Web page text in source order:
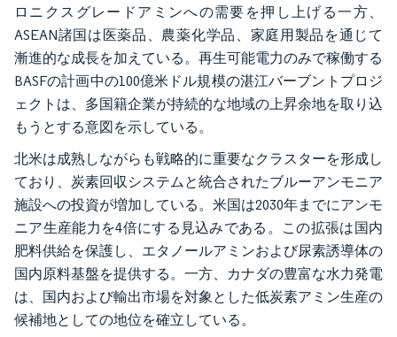
ロニクスグレードアミンへの需要を押し上げる一方、
ASEAN諸国は医薬品、農薬化学品、家庭用製品を通じて
漸進的な成長を加えている。再生可能電力のみで稼働する
BASFの計画中の100億米ドル規模の湛江バーブントプロジ
ェクトは、多国籍企業が持続的な地域の上昇余地を取り込
もうとする意図を示している。
北米は成熟しながらも戦略的に重要なクラスターを形成し
ており、炭素回収システムと統合されたブルーアンモニア
施設への投資が増加している。米国は2030年までにアンモ
ニア生産能力を4倍にする見込みである。この拡張は国内
肥料供給を保護し、エタノールアミンおよび尿素誘導体の
国内原料基盤を提供する。一方、カナダの豊富な水力発電
は、国内および輸出市場を対象とした低炭素アミン生産の
候補地としての地位を確立している。